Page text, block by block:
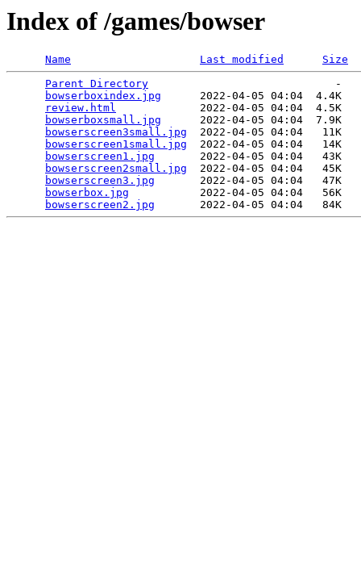
Index of /games/bowser
Name Last modified
Size
Parent Directory
                             -
bowserboxindex.jpg
      2022-04-05 04:04  4.4K
review.html
             2022-04-05 04:04  4.5K
bowserboxsmall.jpg
      2022-04-05 04:04  7.9K
bowserscreen3small.jpg
  2022-04-05 04:04   11K
bowserscreen1small.jpg
  2022-04-05 04:04   14K
bowserscreen1.jpg
       2022-04-05 04:04   43K
bowserscreen2small.jpg
  2022-04-05 04:04   45K
bowserscreen3.jpg
       2022-04-05 04:04   47K
bowserbox.jpg
           2022-04-05 04:04   56K
bowserscreen2.jpg